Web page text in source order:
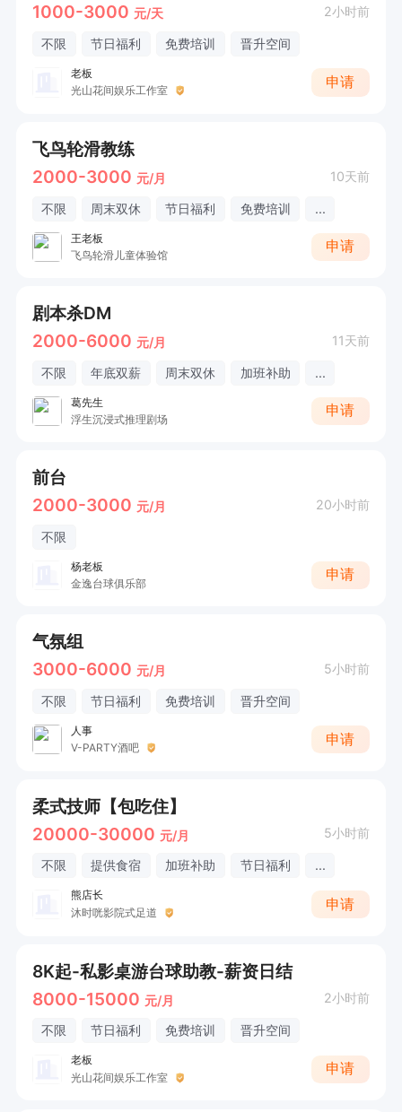
1000-3000 元/天 2小时前
不限 节日福利 免费培训 晋升空间
老板
光山花间娱乐工作室
申请
飞鸟轮滑教练
2000-3000 元/月 10天前
不限 周末双休 节日福利 免费培训 ...
王老板
飞鸟轮滑儿童体验馆
申请
剧本杀DM
2000-6000 元/月 11天前
不限 年底双薪 周末双休 加班补助 ...
葛先生
浮生沉浸式推理剧场
申请
前台
2000-3000 元/月 20小时前
不限
杨老板
金逸台球俱乐部
申请
气氛组
3000-6000 元/月 5小时前
不限 节日福利 免费培训 晋升空间
人事
V-PARTY酒吧
申请
柔式技师【包吃住】
20000-30000 元/月 5小时前
不限 提供食宿 加班补助 节日福利 ...
熊店长
沐时咣影院式足道
申请
8K起-私影桌游台球助教-薪资日结
8000-15000 元/月 2小时前
不限 节日福利 免费培训 晋升空间
老板
光山花间娱乐工作室
申请